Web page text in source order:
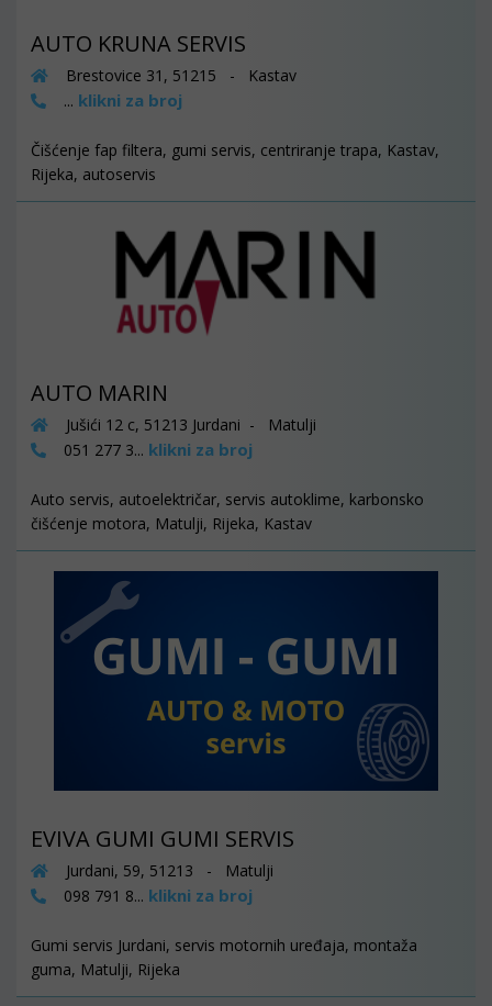
AUTO KRUNA SERVIS
Brestovice 31, 51215 - Kastav
... klikni za broj
Čišćenje fap filtera, gumi servis, centriranje trapa, Kastav,
Rijeka, autoservis
AUTO MARIN
Jušići 12 c, 51213 Jurdani - Matulji
051 277 3... klikni za broj
Auto servis, autoelektričar, servis autoklime, karbonsko
čišćenje motora, Matulji, Rijeka, Kastav
EVIVA GUMI GUMI SERVIS
Jurdani, 59, 51213 - Matulji
098 791 8... klikni za broj
Gumi servis Jurdani, servis motornih uređaja, montaža
guma, Matulji, Rijeka